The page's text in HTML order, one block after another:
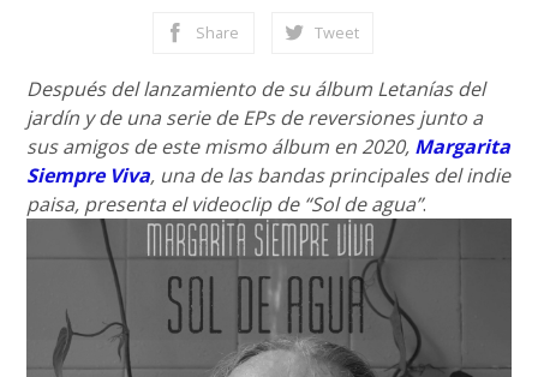
Share Tweet
Después del lanzamiento de su álbum Letanías del
jardín y de una serie de EPs de reversiones junto a
sus amigos de este mismo álbum en 2020, Margarita
Siempre Viva, una de las bandas principales del indie
paisa, presenta el videoclip de “Sol de agua”.